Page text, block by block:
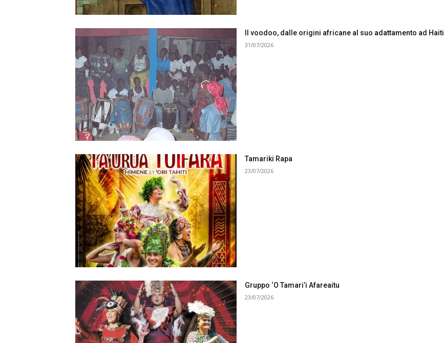
Il voodoo, dalle origini africane al suo adattamento ad Haiti
31/07/2026
Tamariki Rapa
23/07/2026
Gruppo ‘O Tamari’i Afareaitu
23/07/2026